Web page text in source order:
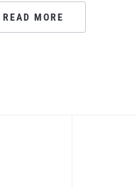
READ MORE